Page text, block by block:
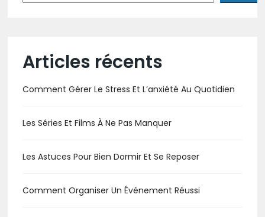
Articles récents
Comment Gérer Le Stress Et L’anxiété Au Quotidien
Les Séries Et Films À Ne Pas Manquer
Les Astuces Pour Bien Dormir Et Se Reposer
Comment Organiser Un Événement Réussi